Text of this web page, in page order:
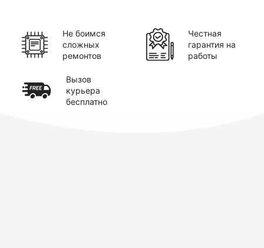
Не боимся
сложных
ремонтов
Честная
гарантия на
работы
Вызов
курьера
бесплатно